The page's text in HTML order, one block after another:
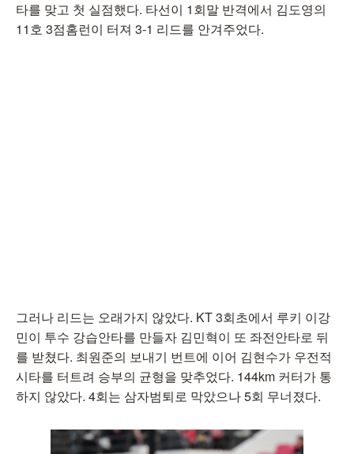
타를 맞고 첫 실점했다. 타선이 1회말 반격에서 김도영의
11호 3점홈런이 터져 3-1 리드를 안겨주었다.
그러나 리드는 오래가지 않았다. KT 3회초에서 루키 이강
민이 투수 강습안타를 만들자 김민혁이 또 좌전안타로 뒤
를 받쳤다. 최원준의 보내기 번트에 이어 김현수가 우전적
시타를 터트려 승부의 균형을 맞추었다. 144km 커터가 통
하지 않았다. 4회는 삼자범퇴로 막았으나 5회 무너졌다.